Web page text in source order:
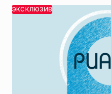
пресс-служба министерства
ЭКСКЛЮЗИВ